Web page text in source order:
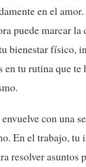
en el
puede marcar la
bienestar físico,
en tu rutina que te
con una
En el trabajo, tu
resolver asuntos